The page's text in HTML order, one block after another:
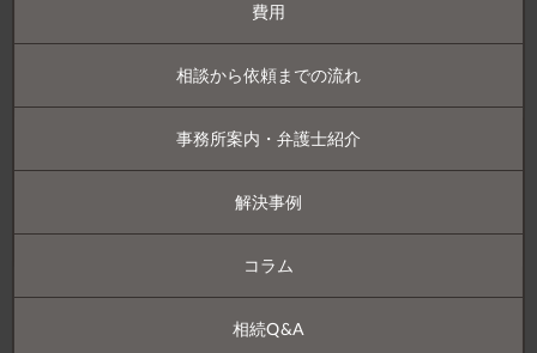
費用
相談から依頼までの流れ
事務所案内・弁護士紹介
解決事例
コラム
相続Q&A